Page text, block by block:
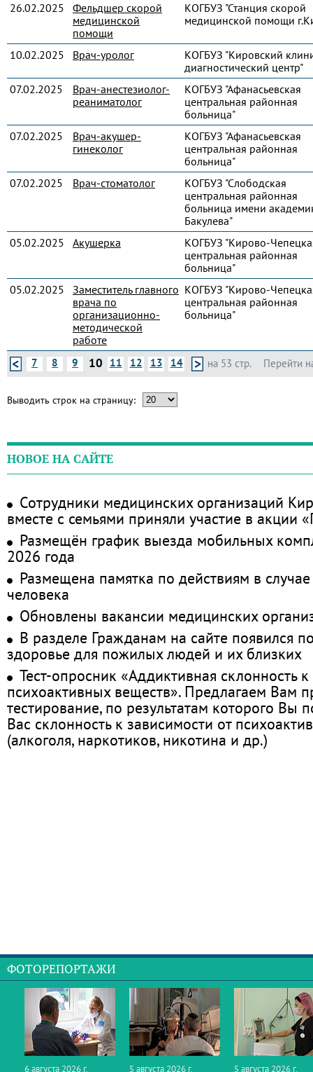
26.02.2025
Фельдшер скорой
медицинской
помощи
КОГБУЗ "Станция скорой
медицинской помощи
10.02.2025 Врач-уролог
КОГБУЗ "Кировский
диагностический центр"
07.02.2025
Врач-анестезиолог-
реаниматолог
КОГБУЗ "Афанасьевская
центральная районная
больница"
07.02.2025
Врач-акушер-
гинеколог
КОГБУЗ "Афанасьевская
центральная районная
больница"
07.02.2025
Врач-стоматолог
КОГБУЗ "Слободская
центральная районная
больница имени
Бакулева"
05.02.2025
Акушерка
КОГБУЗ "Кирово-
центральная районная
больница"
05.02.2025
Заместитель главного
врача по
организационно-
методической
работе
КОГБУЗ "Кирово-
центральная районная
больница"
Перейти
7 8 9 10 11 12 13 14 на 53 стр.
Выводить строк на страницу:
НОВОЕ НА САЙТЕ
Сотрудники медицинских организаций
вместе с семьями приняли участие в акции
Размещён график выезда мобильных
2026 года
Размещена памятка по действиям в
человека
Обновлены вакансии медицинских
В разделе Гражданам на сайте появился
здоровье для пожилых людей и их близких
Тест-опросник «Аддиктивная склонность
психоактивных веществ». Предлагаем Вам
тестирование, по результатам которого Вы
Вас склонность к зависимости от
(алкоголя, наркотиков, никотина и др.)
ФОТОРЕПОРТАЖИ
6 августа 2026 г. 5 августа 2026 г. 5 августа 2026 г.